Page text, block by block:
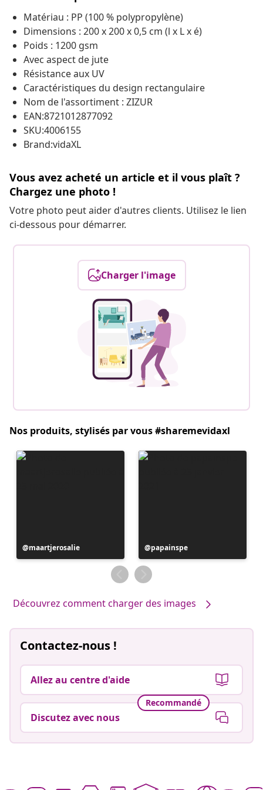
Matériau : PP (100 % polypropylène)
Dimensions : 200 x 200 x 0,5 cm (l x L x é)
Poids : 1200 gsm
Avec aspect de jute
Résistance aux UV
Caractéristiques du design rectangulaire
Nom de l'assortiment : ZIZUR
EAN:8721012877092
SKU:4006155
Brand:vidaXL
Vous avez acheté un article et il vous plaît ?
Chargez une photo !
Votre photo peut aider d'autres clients. Utilisez le lien
ci-dessous pour démarrer.
Charger l'image
Nos produits, stylisés par vous #sharemevidaxl
Publication
publiée
maartjerosalie
Publication
publiée
par
papainspe
Découvrez comment charger des images
Contactez-nous !
Allez au centre d'aide
Recommandé
Discutez avec nous